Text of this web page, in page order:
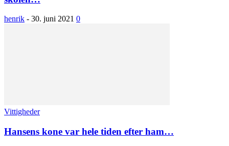
henrik - 30. juni 2021 0
Vittigheder
Hansens kone var hele tiden efter ham…